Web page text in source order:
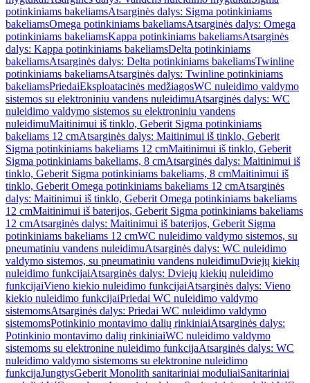
potinkiniams bakeliamsAtsarginės dalys: Sigma potinkiniams
bakeliamsOmega potinkiniams bakeliamsAtsarginės dalys: Omega
potinkiniams bakeliamsKappa potinkiniams bakeliamsAtsarginės
dalys: Kappa potinkiniams bakeliamsDelta potinkiniams
bakeliamsAtsarginės dalys: Delta potinkiniams bakeliamsTwinline
potinkiniams bakeliamsAtsarginės dalys: Twinline potinkiniams
bakeliamsPriedaiEksploatacinės medžiagosWC nuleidimo valdymo
sistemos su elektroniniu vandens nuleidimuAtsarginės dalys: WC
nuleidimo valdymo sistemos su elektroniniu vandens
nuleidimuMaitinimui iš tinklo, Geberit Sigma potinkiniams
bakeliams 12 cmAtsarginės dalys: Maitinimui iš tinklo, Geberit
Sigma potinkiniams bakeliams 12 cmMaitinimui iš tinklo, Geberit
Sigma potinkiniams bakeliams, 8 cmAtsarginės dalys: Maitinimui iš
tinklo, Geberit Sigma potinkiniams bakeliams, 8 cmMaitinimui iš
tinklo, Geberit Omega potinkiniams bakeliams 12 cmAtsarginės
dalys: Maitinimui iš tinklo, Geberit Omega potinkiniams bakeliams
12 cmMaitinimui iš baterijos, Geberit Sigma potinkiniams bakeliams
12 cmAtsarginės dalys: Maitinimui iš baterijos, Geberit Sigma
potinkiniams bakeliams 12 cmWC nuleidimo valdymo sistemos, su
pneumatiniu vandens nuleidimuAtsarginės dalys: WC nuleidimo
valdymo sistemos, su pneumatiniu vandens nuleidimuDviejų kiekių
nuleidimo funkcijaiAtsarginės dalys: Dviejų kiekių nuleidimo
funkcijaiVieno kiekio nuleidimo funkcijaiAtsarginės dalys: Vieno
kiekio nuleidimo funkcijaiPriedai WC nuleidimo valdymo
sistemomsAtsarginės dalys: Priedai WC nuleidimo valdymo
sistemomsPotinkinio montavimo dalių rinkiniaiAtsarginės dalys:
Potinkinio montavimo dalių rinkiniaiWC nuleidimo valdymo
sistemoms su elektronine nuleidimo funkcijaAtsarginės dalys: WC
nuleidimo valdymo sistemoms su elektronine nuleidimo
funkcijaJungtysGeberit Monolith sanitariniai moduliaiSanitariniai